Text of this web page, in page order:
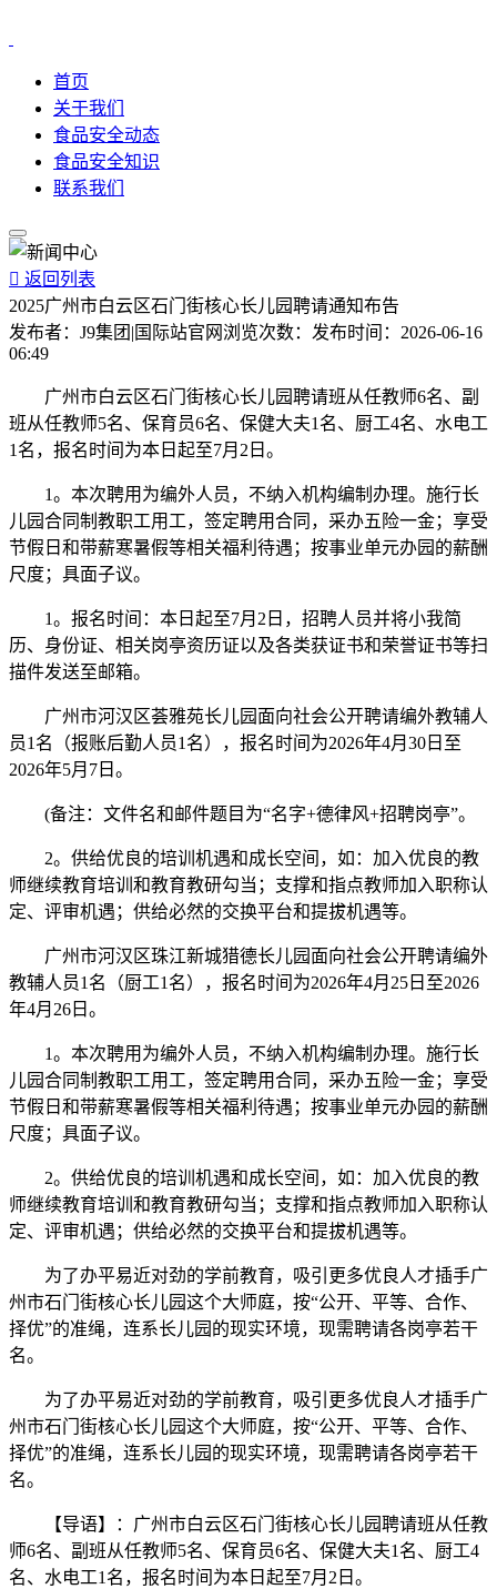
首页
关于我们
食品安全动态
食品安全知识
联系我们
 返回列表
2025广州市白云区石门街核心长儿园聘请通知布告
发布者： J9集团|国际站官网 浏览次数： 发布时间： 2026-06-16
06:49
广州市白云区石门街核心长儿园聘请班从任教师6名、副
班从任教师5名、保育员6名、保健大夫1名、厨工4名、水电工
1名，报名时间为本日起至7月2日。
1。本次聘用为编外人员，不纳入机构编制办理。施行长
儿园合同制教职工用工，签定聘用合同，采办五险一金；享受
节假日和带薪寒暑假等相关福利待遇；按事业单元办园的薪酬
尺度；具面子议。
1。报名时间：本日起至7月2日，招聘人员并将小我简
历、身份证、相关岗亭资历证以及各类获证书和荣誉证书等扫
描件发送至邮箱。
广州市河汉区荟雅苑长儿园面向社会公开聘请编外教辅人
员1名（报账后勤人员1名），报名时间为2026年4月30日至
2026年5月7日。
(备注：文件名和邮件题目为“名字+德律风+招聘岗亭”。
2。供给优良的培训机遇和成长空间，如：加入优良的教
师继续教育培训和教育教研勾当；支撑和指点教师加入职称认
定、评审机遇；供给必然的交换平台和提拔机遇等。
广州市河汉区珠江新城猎德长儿园面向社会公开聘请编外
教辅人员1名（厨工1名），报名时间为2026年4月25日至2026
年4月26日。
1。本次聘用为编外人员，不纳入机构编制办理。施行长
儿园合同制教职工用工，签定聘用合同，采办五险一金；享受
节假日和带薪寒暑假等相关福利待遇；按事业单元办园的薪酬
尺度；具面子议。
2。供给优良的培训机遇和成长空间，如：加入优良的教
师继续教育培训和教育教研勾当；支撑和指点教师加入职称认
定、评审机遇；供给必然的交换平台和提拔机遇等。
为了办平易近对劲的学前教育，吸引更多优良人才插手广
州市石门街核心长儿园这个大师庭，按“公开、平等、合作、
择优”的准绳，连系长儿园的现实环境，现需聘请各岗亭若干
名。
为了办平易近对劲的学前教育，吸引更多优良人才插手广
州市石门街核心长儿园这个大师庭，按“公开、平等、合作、
择优”的准绳，连系长儿园的现实环境，现需聘请各岗亭若干
名。
【导语】：广州市白云区石门街核心长儿园聘请班从任教
师6名、副班从任教师5名、保育员6名、保健大夫1名、厨工4
名、水电工1名，报名时间为本日起至7月2日。